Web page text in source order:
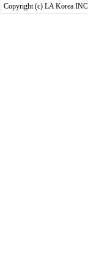
Copyright (c) LA Korea